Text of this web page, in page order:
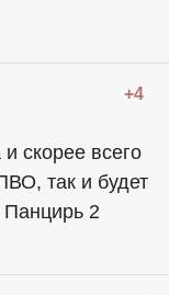
+4
скорее всего
так и будет
Панцирь 2